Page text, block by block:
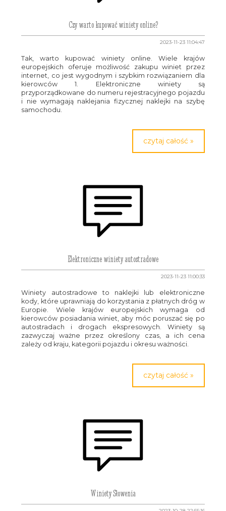
Czy warto kupować winiety online?
2023-11-23 11:04:47
Tak, warto kupować winiety online. Wiele krajów
europejskich oferuje możliwość zakupu winiet przez
internet, co jest wygodnym i szybkim rozwiązaniem dla
kierowców 1. Elektroniczne winiety są
przyporządkowane do numeru rejestracyjnego pojazdu
i nie wymagają naklejania fizycznej naklejki na szybę
samochodu.
czytaj całość »
Elektroniczne winiety autostradowe
2023-11-23 11:00:33
Winiety autostradowe to naklejki lub elektroniczne
kody, które uprawniają do korzystania z płatnych dróg w
Europie. Wiele krajów europejskich wymaga od
kierowców posiadania winiet, aby móc poruszać się po
autostradach i drogach ekspresowych. Winiety są
zazwyczaj ważne przez określony czas, a ich cena
zależy od kraju, kategorii pojazdu i okresu ważności.
czytaj całość »
Winiety Słowenia